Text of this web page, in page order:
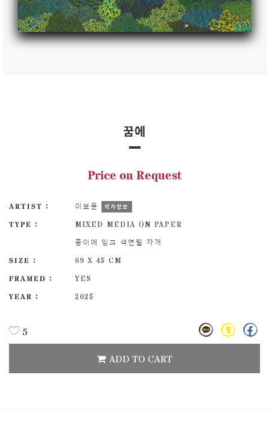
꿈에
Price on Request
ARTIST : 이보윤 작가정보
TYPE :
MIXED MEDIA ON PAPER
종이에 잉크 색연필 자개
SIZE :
69 X 45 CM
FRAMED :
YES
YEAR :
2025
5
ADD TO CART